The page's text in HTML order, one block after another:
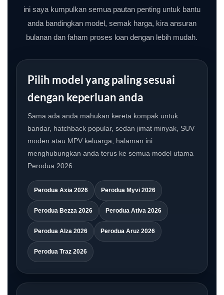
ini saya kumpulkan semua pautan penting untuk bantu
anda bandingkan model, semak harga, kira ansuran
bulanan dan faham proses loan dengan lebih mudah.
Pilih model yang paling sesuai
dengan keperluan anda
Sama ada anda mahukan kereta kompak untuk
bandar, hatchback popular, sedan jimat minyak, SUV
moden atau MPV keluarga, halaman ini
menghubungkan anda terus ke semua model utama
Perodua 2026.
Perodua Axia 2026 Perodua Myvi 2026
Perodua Bezza 2026 Perodua Ativa 2026
Perodua Alza 2026 Perodua Aruz 2026
Perodua Traz 2026